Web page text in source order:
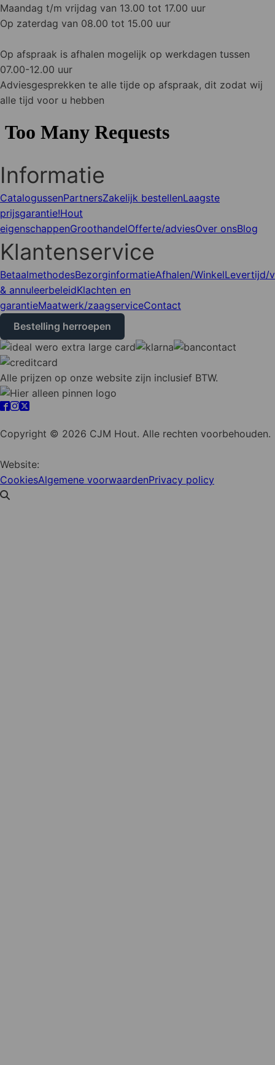
Maandag t/m vrijdag van 13.00 tot 17.00 uur
Op zaterdag van 08.00 tot 15.00 uur
Op afspraak is afhalen mogelijk op werkdagen tussen
07.00-12.00 uur
Adviesgesprekken te alle tijde op afspraak, dit zodat wij
alle tijd voor u hebben
Informatie
CatalogussenPartnersZakelijk bestellenLaagste
prijsgarantie!Hout
eigenschappenGroothandelOfferte/adviesOver onsBlog
Klantenservice
BetaalmethodesBezorginformatieAfhalen/WinkelLevertijd/
& annuleerbeleidKlachten en
garantieMaatwerk/zaagserviceContact
Bestelling herroepen
Alle prijzen op onze website zijn inclusief BTW.
Copyright © 2026 CJM Hout. Alle rechten voorbehouden.
Website:
CookiesAlgemene voorwaardenPrivacy policy